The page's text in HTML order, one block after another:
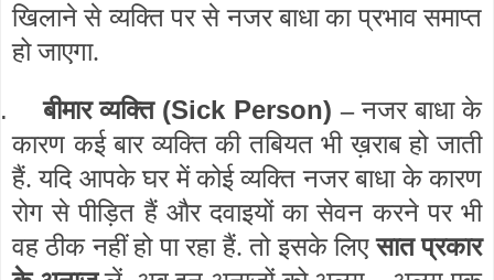
खिलाने से व्यक्ति पर से नजर बाधा का प्रभाव समाप्त
हो जाएगा.
बीमार व्यक्ति (Sick Person)–नजर बाधा के
कारण कई बार व्यक्ति की तबियत भी ख़राब हो जाती
हैं. यदि आपके घर में कोई व्यक्ति नजर बाधा के कारण
रोग से पीड़ित हैं और दवाइयों का सेवन करने पर भी
वह ठीक नहीं हो पा रहा हैं. तो इसके लिएसात प्रकार